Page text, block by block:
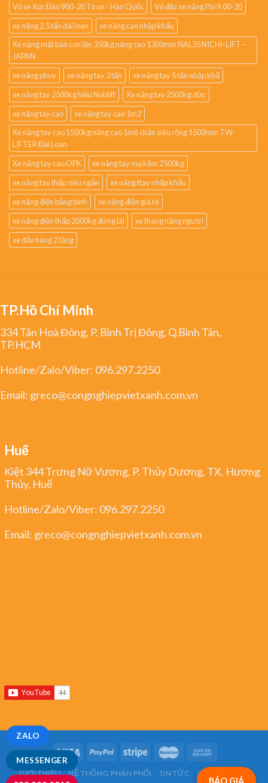
MESSENGER
ZALO
Vỏ xe Xúc Đào 900-20 Tiron - Hàn Quốc
Vỏ đặc xe nâng Pio 9.00-20
xe nâng 2.5 tấn đài loan
xe nâng cao nhập khẩu
Xe nâng mặt bàn con lăn 350kg nâng cao 1300mm NAL35 NICHI-LIFT –
JAPAN
xe nâng phuy
xe nâng tay 3 tấn
xe nâng tay 5 tấn nhập khẩ
xe nâng tay 2500kg hiệu Noblift
Xe nâng tay 2500kg đức
xe nâng tay cao
xe nâng tay cao 1m2
Xe nâng tay cao 1500kg nâng cao 1m6 chân siêu rộng 1500mm TW-
LIFTER Đài Loan
Xe nâng tay cao OPK
xe nâng tay mạ kẽm 2500kg
xe nâng tay thấp siêu ngắn
xe nâng ttay nhập khẩu
xe nâng điện bằng bình
xe nâng điện giá rẻ
xe nâng điện thấp 2000kg đứng lái
xe thang nâng người
xe đẩy hàng 2 tầng
TP.Hồ Chí Minh
334 Tân Hoà Đông, P. Bình Trị Đông, Q.Bình Tân,
TP.HCM
Hotline/Zalo/Viber: 096.297.2250
Email: greco@congnghiepvietxanh.com.vn
Huế
Kiệt 344 Trưng Nữ Vương, P. Thủy Dương, TX. Hương
Thủy, Huế
Hotline/Zalo/Viber: 096.297.2250
Email: greco@congnghiepvietxanh.com.vn
BÁO GIÁ
GIỚI THIỆU HỆ THỐNG PHÂN PHỐI TIN TỨC LIÊN HỆ